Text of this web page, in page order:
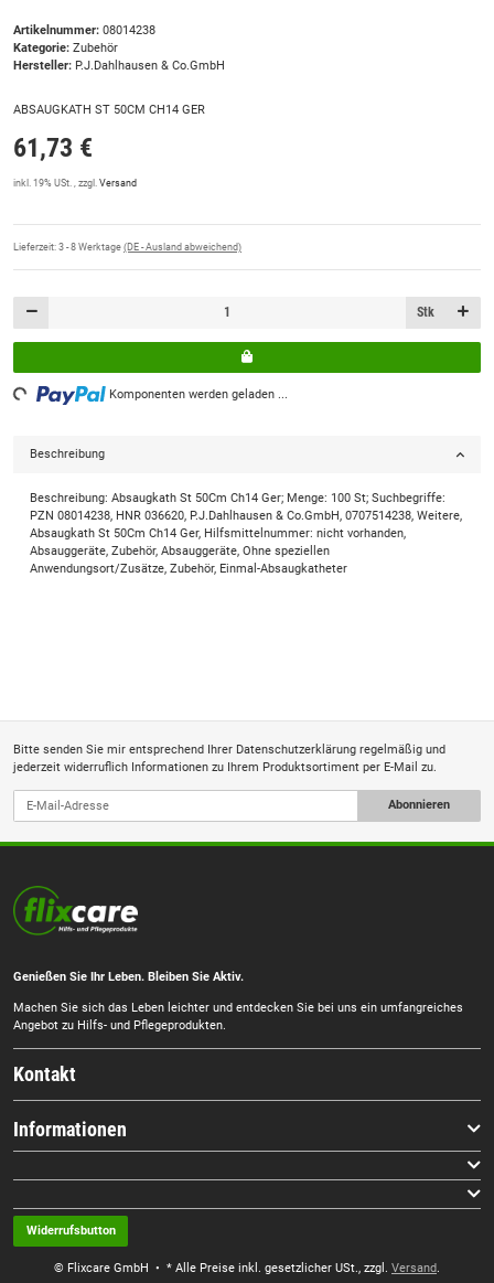
Artikelnummer: 08014238
Kategorie: Zubehör
Hersteller: P.J.Dahlhausen & Co.GmbH
ABSAUGKATH ST 50CM CH14 GER
61,73 €
inkl. 19% USt. , zzgl. Versand
Lieferzeit: 3 - 8 Werktage (DE - Ausland abweichend)
Stk
Komponenten werden geladen ...
Beschreibung
Beschreibung: Absaugkath St 50Cm Ch14 Ger; Menge: 100 St; Suchbegriffe:
PZN 08014238, HNR 036620, P.J.Dahlhausen & Co.GmbH, 0707514238, Weitere,
Absaugkath St 50Cm Ch14 Ger, Hilfsmittelnummer: nicht vorhanden,
Absauggeräte, Zubehör, Absauggeräte, Ohne speziellen
Anwendungsort/Zusätze, Zubehör, Einmal-Absaugkatheter
Bitte senden Sie mir entsprechend Ihrer Datenschutzerklärung regelmäßig und
jederzeit widerruflich Informationen zu Ihrem Produktsortiment per E-Mail zu.
Abonnieren
Genießen Sie Ihr Leben. Bleiben Sie Aktiv.
Machen Sie sich das Leben leichter und entdecken Sie bei uns ein umfangreiches
Angebot zu Hilfs- und Pflegeprodukten.
Kontakt
Informationen
Widerrufsbutton
© Flixcare GmbH • * Alle Preise inkl. gesetzlicher USt., zzgl. Versand.